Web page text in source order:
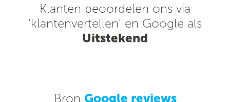
Klanten beoordelen ons via
‘klantenvertellen’ en Google als
Uitstekend
Bron Google reviews